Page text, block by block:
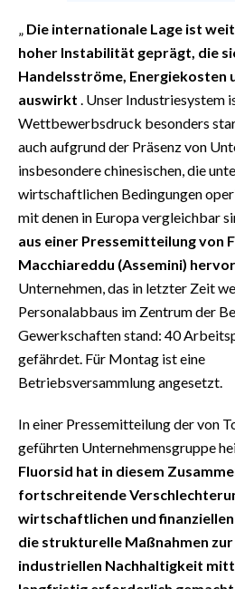
INSULARITÀ
FOTO
VIDEO
INFO AZIENDE
ABBONATI
ANNUNCI
NECROLOGI
SPIAGGE
STORE
Die internationale Lage ist
hoher Instabilität geprägt, die
Handelsströme, Energiekosten
auswirkt . Unser Industriesystem
Wettbewerbsdruck besonders
auch aufgrund der Präsenz von
insbesondere chinesischen, die
wirtschaftlichen Bedingungen
mit denen in Europa vergleichbar
aus einer Pressemitteilung von
Macchiareddu (Assemini) hervor
Unternehmen, das in letzter Zeit
Personalabbaus im Zentrum der
Gewerkschaften stand: 40
gefährdet. Für Montag ist eine
Betriebsversammlung angesetzt.
In einer Pressemitteilung der von
geführten Unternehmensgruppe
Fluorsid hat in diesem
fortschreitende
wirtschaftlichen und finanziellen
die strukturelle Maßnahmen
industriellen Nachhaltigkeit